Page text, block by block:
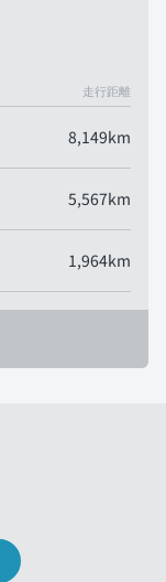
走行距離
8,149km
5,567km
1,964km